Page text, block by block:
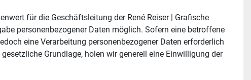
für die Geschäftsleitung der René Reiser | Grafische
personenbezogener Daten möglich. Sofern eine betroffene
eine Verarbeitung personenbezogener Daten erforderlich
Grundlage, holen wir generell eine Einwilligung der